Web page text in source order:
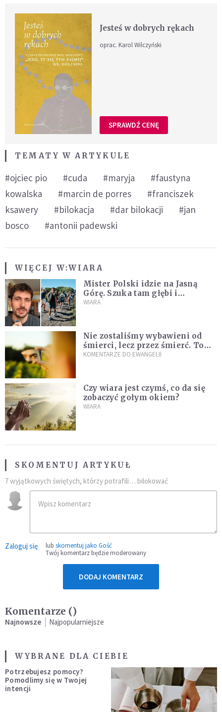
Jesteś w dobrych rękach
oprac. Karol Wilczyński
SPRAWDŹ CENĘ
TEMATY W ARTYKULE
#ojciec pio #cuda #maryja
#faustyna
kowalska
#marcin de porres
#franciszek
ksawery
#bilokacja #dar bilokacji
#jan
bosco
#antonii padewski
WIĘCEJ W:WIARA
Mister Polski idzie na Jasną
Górę. Szuka tam głębi i
spotkania
WIARA
Nie zostaliśmy wybawieni od
śmierci, lecz przez śmierć. To
jedna z największych tajemnic
KOMENTARZE DO EWANGELII
Czy wiara jest czymś, co da się
zobaczyć gołym okiem?
WIARA
SKOMENTUJ ARTYKUŁ
7 wyjątkowych świętych, którzy potrafili… bilokować
Zaloguj się lub skomentuj jako Gość
Twój komentarz będzie moderowany
DODAJ KOMENTARZ
Komentarze ()
Najnowsze Najpopularniejsze
WYBRANE DLA CIEBIE
Potrzebujesz pomocy?
Pomodlimy się w Twojej
intencji